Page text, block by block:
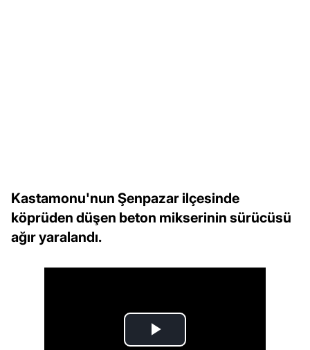
Kastamonu'nun Şenpazar ilçesinde
köprüden düşen beton mikserinin sürücüsü
ağır yaralandı.